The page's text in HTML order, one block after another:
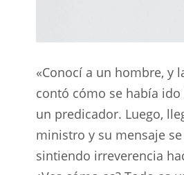
«Conocí a un hombre, y
contó cómo se había
un predicador. Luego,
ministro y su mensaje
sintiendo irreverencia